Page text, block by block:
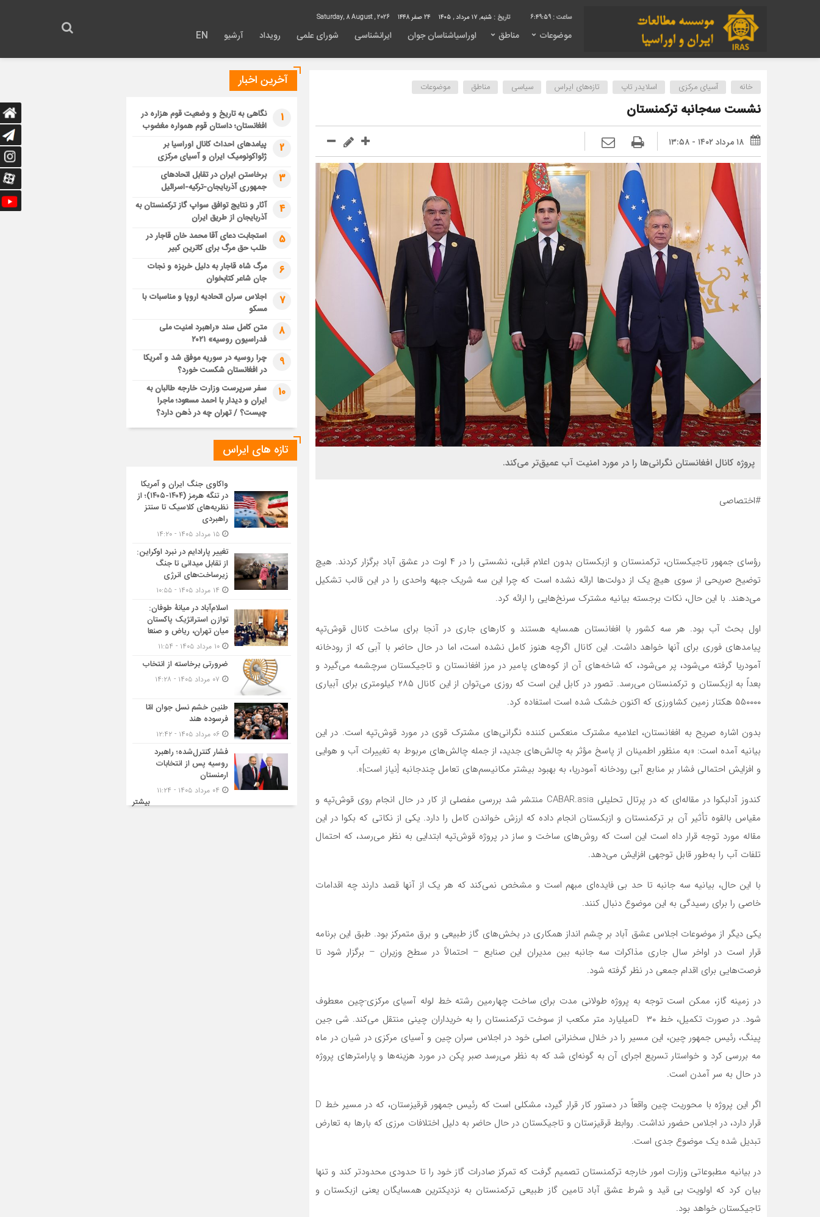
6:50:00 تاریخ : شنبه, ۱۷ مرداد , ۱۴۰۵ 24 صفر 1448
موضوعات مناطق اوراسیاشناسان جوان ایرانشناسی شورای علمی رویداد آرشیو EN
خانه آسیای مرکزی اسلایدر تاپ تازه‌های ایراس سیاسی مناطق موضوعات
نشست سه‌جانبه ترکمنستان
۱۸ مرداد ۱۴۰۲ - ۱۳:۵۸
پروژه کانال افغانستان نگرانی‌ها را در مورد امنیت آب عمیق‌تر‌ می‌کند.
#اختصاصی
رؤسای جمهور تاجیکستان، ترکمنستان و ازبکستان بدون اعلام قبلی، نشستی را در ۴ اوت در عشق آباد برگزار کردند. هیچ
توضیح صریحی از سوی هیچ یک از دولت‌ها ارائه نشده است که چرا این سه شریک جبهه واحدی را در این قالب تشکیل‌
می‌دهند. با این حال، نکات برجسته بیانیه مشترک سرنخ‌هایی را ارائه کرد.
اول بحث آب بود. هر سه کشور با افغانستان همسایه هستند و کارهای جاری در آنجا برای ساخت کانال قوش‌تپه
پیامدهای فوری برای آنها خواهد داشت. این کانال اگرچه هنوز کامل نشده است، اما در حال حاضر با آبی که از رودخانه
آمودریا گرفته‌ می‌شود، پر‌ می‌شود، که شاخه‌های آن از کوه‌های پامیر در مرز افغانستان و تاجیکستان سرچشمه‌ می‌گیرد و
بعداً به ازبکستان و ترکمنستان‌ می‌رسد. تصور در کابل این است که روزی‌ می‌توان از این کانال ۲۸۵ کیلومتری برای آبیاری
۵۵۰۰۰۰ هکتار زمین کشاورزی که اکنون خشک شده است استفاده کرد.
بدون اشاره صریح به افغانستان، اعلامیه مشترک منعکس کننده نگرانی‌های مشترک قوی در مورد قوش‌تپه است. در این
بیانیه آمده است: «به منظور اطمینان از پاسخ مؤثر به چالش‌های جدید، از جمله چالش‌های مربوط به تغییرات آب و هوایی
و افزایش احتمالی فشار بر منابع آبی رودخانه آمودریا، به بهبود بیشتر مکانیسم‌های تعامل چندجانبه [نیاز است]».
کندوز آدلبکوا در مقاله‌ای که در پرتال تحلیلی CABAR.asia منتشر شد بررسی مفصلی از کار در حال انجام روی قوش‌تپه و
مقیاس بالقوه تأثیر آن بر ترکمنستان و ازبکستان انجام داده که ارزش خواندن کامل را دارد. یکی از نکاتی که بکوا در این
مقاله مورد توجه قرار داه است این است که روش‌های ساخت و ساز در پروژه قوش‌تپه ابتدایی به نظر می‌رسد، که احتمال
تلفات آب را به‌طور قابل توجهی افزایش می‌دهد.
با این حال، بیانیه سه جانبه تا حد بی فایده‌ای مبهم است و مشخص نمی‌کند که هر یک از آنها قصد دارند چه اقدامات
خاصی را برای رسیدگی به این موضوع دنبال کنند.
یکی دیگر از موضوعات اجلاس عشق آباد بر چشم انداز همکاری در بخش‌های گاز طبیعی و برق متمرکز بود. طبق این برنامه
قرار است در اواخر سال جاری مذاکرات سه جانبه بین مدیران این صنایع – احتمالاً در سطح وزیران – برگزار شود تا
فرصت‌هایی برای اقدام جمعی در نظر گرفته شود.
در زمینه گاز، ممکن است توجه به پروژه طولانی مدت برای ساخت چهارمین رشته خط لوله آسیای مرکزی-چین معطوف
شود. در صورت تکمیل، خط D ۳۰میلیارد متر مکعب از سوخت ترکمنستان را به خریداران چینی منتقل‌ می‌کند. شی جین
پینگ، رئیس جمهور چین، این مسیر را در خلال سخنرانی اصلی خود در اجلاس سران چین و آسیای مرکزی در شیان در ماه
مه بررسی کرد و خواستار تسریع اجرای آن به گونه‌ای شد که به نظر‌ می‌رسد صبر پکن در مورد هزینه‌ها و پارامترهای پروژه
در حال به سر آمدن است.
اگر این پروژه با محوریت چین واقعاً در دستور کار قرار گیرد، مشکلی است که رئیس جمهور قرقیزستان، که در مسیر خط D
قرار دارد، در اجلاس حضور نداشت. روابط قرقیزستان و تاجیکستان در حال حاضر به دلیل اختلافات مرزی که بارها به تعارض
تبدیل شده یک موضوع جدی است.
در بیانیه مطبوعاتی وزارت امور خارجه ترکمنستان تصمیم گرفت که تمرکز صادرات گاز خود را تا حدودی محدودتر کند و تنها
بیان کرد که اولویت بی قید و شرط عشق آباد تامین گاز طبیعی ترکمنستان به نزدیکترین همسایگان یعنی ازبکستان و
تاجیکستان خواهد بود.
آخرین اخبار
1
نگاهی به تاریخ و وضعیت قوم هزاره در
افغانستان؛ داستان قوم همواره مغضوب
2
پیامدهای احداث کانال اوراسیا بر
ژئواکونومیک ایران و آسیای مرکزی
3
برخاستن ایران در تقابل اتحادهای
جمهوری آذربایجان-ترکیه-اسرائیل
4
آثار و نتایج توافق سواپ گاز ترکمنستان به
آذربایجان از طریق ایران
5
استجابت دعای آقا محمد خان قاجار در
طلب حق مرگ برای کاترین کبیر
6
مرگ شاه قاجار به دلیل خربزه و نجات
جان شاعر کتابخوان
7
اجلاس سران اتحادیه اروپا و مناسبات با
مسکو
8
متن کامل سند «راهبرد امنیت ملی
فدراسیون روسیه» ۲۰۲۱
9
چرا روسیه در سوریه موفق شد و آمریکا
در افغانستان شکست خورد؟
10
سفر سرپرست وزارت خارجه طالبان به
ایران و دیدار با احمد مسعود؛ ماجرا
چیست؟ / تهران چه در ذهن دارد؟
تازه های ایراس
واکاوی جنگ ایران و آمریکا
در تنگه هرمز (۱۴۰۴-۱۴۰۵)؛ از
نظریه‌های کلاسیک تا سنتز
راهبردی
تغییر پارادایم در نبرد اوکراین:
از تقابل میدانی تا جنگ
زیرساخت‌های انرژی
اسلام‌آباد در میانۀ طوفان:
توازن استراتژیک پاکستان
میان تهران، ریاض و صنعا
ضرورتی برخاسته از انتخاب
طنین خشم نسل جوان امّا
فرسوده هند
فشار کنترل‌شده؛ راهبرد
روسیه پس از انتخابات
ارمنستان
بیشتر